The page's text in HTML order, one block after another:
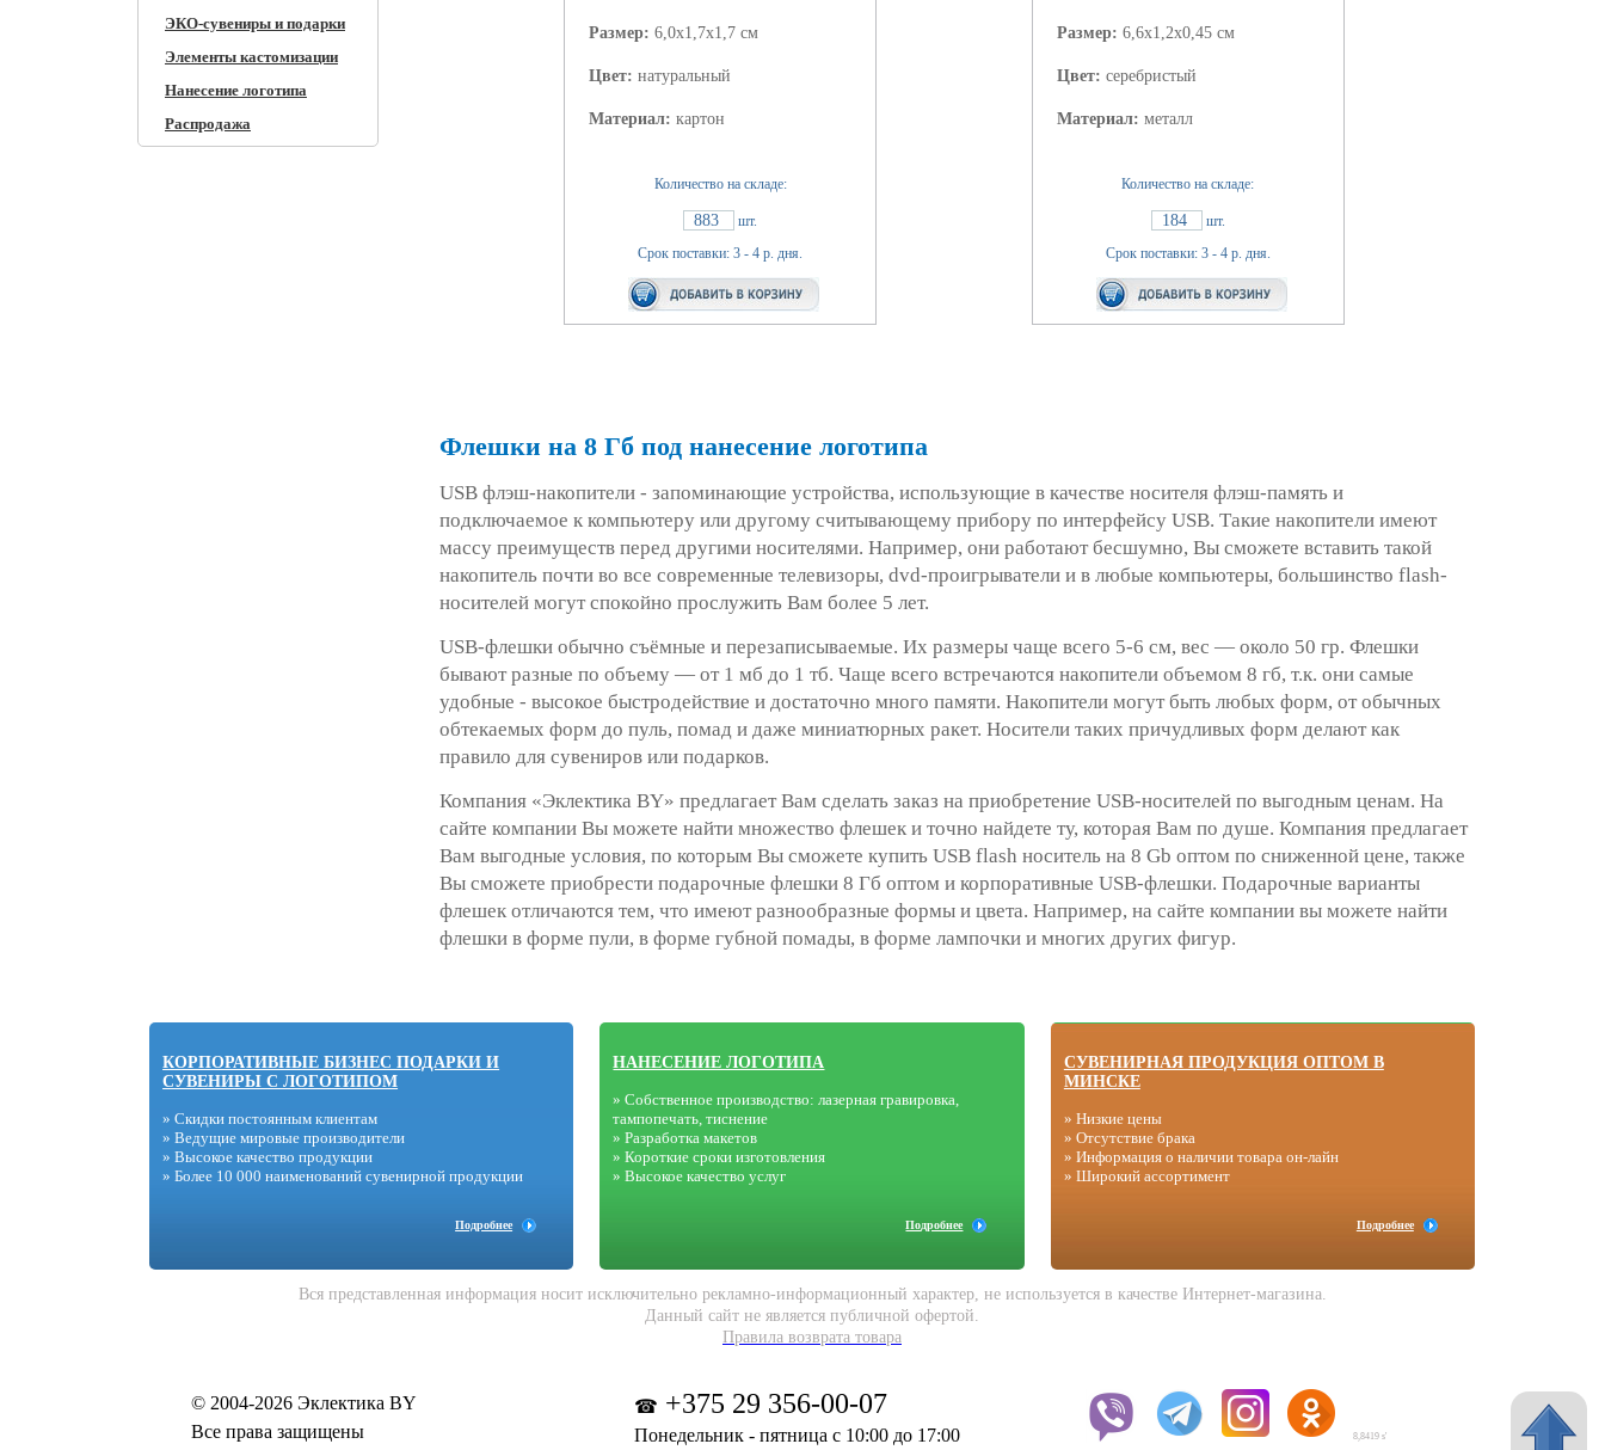
ЭКО-сувениры и подарки
Элементы кастомизации
Нанесение логотипа
Распродажа
Размер:6,0х1,7х1,7 см
Цвет:натуральный
Материал:картон
Количество на складе:
883
шт.
Срок поставки: 3 - 4 р. дня.
Размер: 6,6х1,2х0,45 см
Цвет: серебристый
Материал: металл
Количество на складе:
184
шт.
Срок поставки: 3 - 4 р. дня.
Флешки на 8 Гб под нанесение логотипа
USB флэш-накопители - запоминающие устройства, использующие в качестве носителя флэш-память и
подключаемое к компьютеру или другому считывающему прибору по интерфейсу USB. Такие накопители имеют
массу преимуществ перед другими носителями. Например, они работают бесшумно, Вы сможете вставить такой
накопитель почти во все современные телевизоры, dvd-проигрыватели и в любые компьютеры, большинство flash-
носителей могут спокойно прослужить Вам более 5 лет.
USB-флешки обычно съёмные и перезаписываемые. Их размеры чаще всего 5-6 см, вес — около 50 гр. Флешки
бывают разные по объему — от 1 мб до 1 тб. Чаще всего встречаются накопители объемом 8 гб, т.к. они самые
удобные - высокое быстродействие и достаточно много памяти. Накопители могут быть любых форм, от обычных
обтекаемых форм до пуль, помад и даже миниатюрных ракет. Носители таких причудливых форм делают как
правило для сувениров или подарков.
Компания «Эклектика BY» предлагает Вам сделать заказ на приобретение USB-носителей по выгодным ценам. На
сайте компании Вы можете найти множество флешек и точно найдете ту, которая Вам по душе. Компания предлагает
Вам выгодные условия, по которым Вы сможете купить USB flash носитель на 8 Gb оптом по сниженной цене, также
Вы сможете приобрести подарочные флешки 8 Гб оптом и корпоративные USB-флешки. Подарочные варианты
флешек отличаются тем, что имеют разнообразные формы и цвета. Например, на сайте компании вы можете найти
флешки в форме пули, в форме губной помады, в форме лампочки и многих других фигур.
КОРПОРАТИВНЫЕ БИЗНЕС ПОДАРКИ И
СУВЕНИРЫ С ЛОГОТИПОМ
» Скидки постоянным клиентам
» Ведущие мировые производители
» Высокое качество продукции
» Более 10 000 наименований сувенирной продукции
Подробнее
НАНЕСЕНИЕ ЛОГОТИПА
» Собственное производство: лазерная гравировка,
тампопечать, тиснение
» Разработка макетов
» Короткие сроки изготовления
» Высокое качество услуг
Подробнее
СУВЕНИРНАЯ ПРОДУКЦИЯ ОПТОМ В
МИНСКЕ
» Низкие цены
» Отсутствие брака
» Информация о наличии товара он-лайн
» Широкий ассортимент
Подробнее
Вся представленная информация носит исключительно рекламно-информационный характер, не используется в качестве Интернет-магазина.
Данный сайт не является публичной офертой.
Правила возврата товара
© 2004-2026 Эклектика BY
Все права защищены
☎ +375 29 356-00-07
Понедельник - пятница с 10:00 до 17:00 8,8419 s'